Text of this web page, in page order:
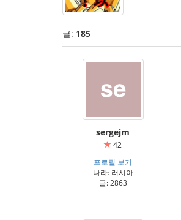
글: 185
sergejm
42
프로필 보기
나라: 러시아
글: 2863